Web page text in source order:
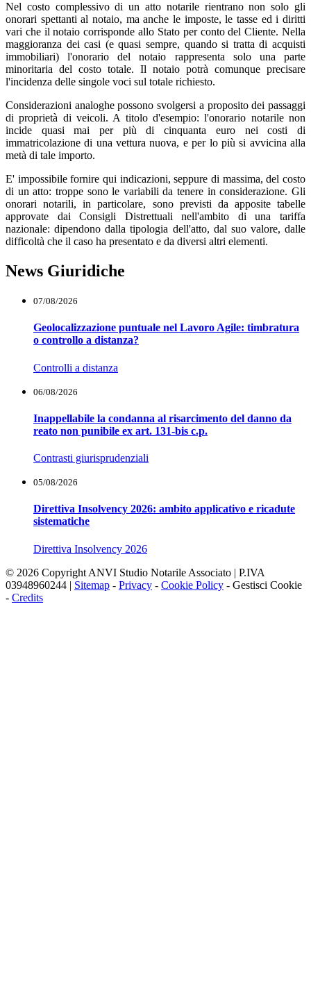
Nel costo complessivo di un atto notarile rientrano non solo gli
onorari spettanti al notaio, ma anche le imposte, le tasse ed i diritti
vari che il notaio corrisponde allo Stato per conto del Cliente. Nella
maggioranza dei casi (e quasi sempre, quando si tratta di acquisti
immobiliari) l'onorario del notaio rappresenta solo una parte
minoritaria del costo totale. Il notaio potrà comunque precisare
l'incidenza delle singole voci sul totale richiesto.
Considerazioni analoghe possono svolgersi a proposito dei passaggi
di proprietà di veicoli. A titolo d'esempio: l'onorario notarile non
incide quasi mai per più di cinquanta euro nei costi di
immatricolazione di una vettura nuova, e per lo più si avvicina alla
metà di tale importo.
E' impossibile fornire qui indicazioni, seppure di massima, del costo
di un atto: troppe sono le variabili da tenere in considerazione. Gli
onorari notarili, in particolare, sono previsti da apposite tabelle
approvate dai Consigli Distrettuali nell'ambito di una tariffa
nazionale: dipendono dalla tipologia dell'atto, dal suo valore, dalle
difficoltà che il caso ha presentato e da diversi altri elementi.
News Giuridiche
07/08/2026
Geolocalizzazione puntuale nel Lavoro Agile: timbratura
o controllo a distanza?
Controlli a distanza
06/08/2026
Inappellabile la condanna al risarcimento del danno da
reato non punibile ex art. 131-bis c.p.
Contrasti giurisprudenziali
05/08/2026
Direttiva Insolvency 2026: ambito applicativo e ricadute
sistematiche
Direttiva Insolvency 2026
© 2026 Copyright ANVI Studio Notarile Associato | P.IVA
03948960244 | Sitemap - Privacy - Cookie Policy - Gestisci Cookie
- Credits